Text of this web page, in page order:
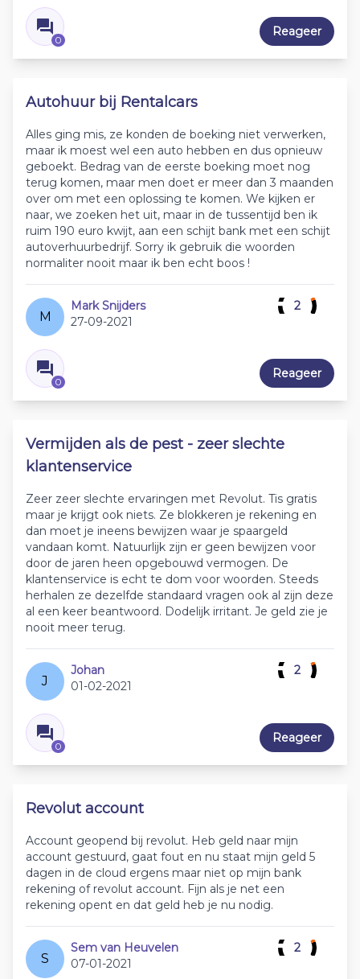
0
Reageer
Autohuur bij Rentalcars
Alles ging mis, ze konden de boeking niet verwerken,
maar ik moest wel een auto hebben en dus opnieuw
geboekt. Bedrag van de eerste boeking moet nog
terug komen, maar men doet er meer dan 3 maanden
over om met een oplossing te komen. We kijken er
naar, we zoeken het uit, maar in de tussentijd ben ik
ruim 190 euro kwijt, aan een schijt bank met een schijt
autoverhuurbedrijf. Sorry ik gebruik die woorden
normaliter nooit maar ik ben echt boos !
M
Mark Snijders
27-09-2021
0
2
Reageer
Vermijden als de pest - zeer slechte
klantenservice
Zeer zeer slechte ervaringen met Revolut. Tis gratis
maar je krijgt ook niets. Ze blokkeren je rekening en
dan moet je ineens bewijzen waar je spaargeld
vandaan komt. Natuurlijk zijn er geen bewijzen voor
door de jaren heen opgebouwd vermogen. De
klantenservice is echt te dom voor woorden. Steeds
herhalen ze dezelfde standaard vragen ook al zijn deze
al een keer beantwoord. Dodelijk irritant. Je geld zie je
nooit meer terug.
J
Johan
01-02-2021
0
2
Reageer
Revolut account
Account geopend bij revolut. Heb geld naar mijn
account gestuurd, gaat fout en nu staat mijn geld 5
dagen in de cloud ergens maar niet op mijn bank
rekening of revolut account. Fijn als je net een
rekening opent en dat geld heb je nu nodig.
S
Sem van Heuvelen
07-01-2021
2